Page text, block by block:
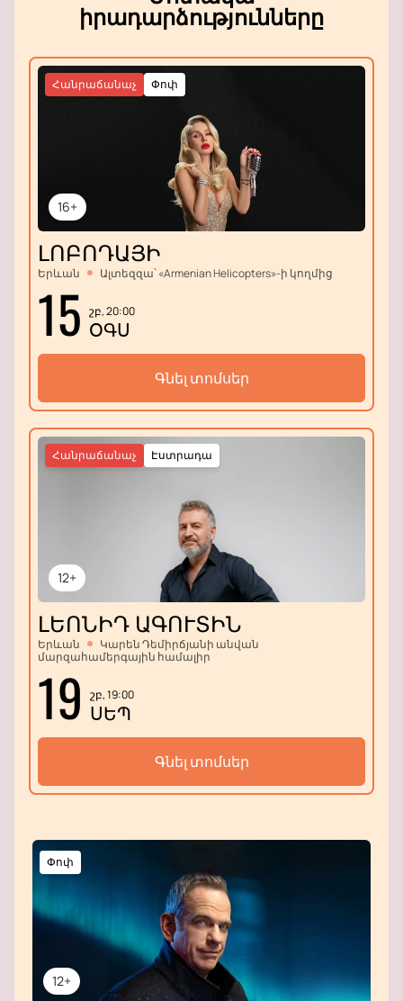
իրադարձությունները
16+
Փոփ
Հանրաճանաչ
ԼՈԲՈԴԱՅԻ
Երևան Ալտեզզա՝ «Armenian Helicopters»-ի կողմից
15 շբ, 20:00
ՕԳՍ
Գնել տոմսեր
12+
Էստրադա
Հանրաճանաչ
ԼԵՈՆԻԴ ԱԳՈՒՏԻՆ
Երևան
Կարեն Դեմիրճյանի անվան
մարզահամերգային համալիր
19 շբ, 19:00
ՍԵՊ
Գնել տոմսեր
12+
Փոփ